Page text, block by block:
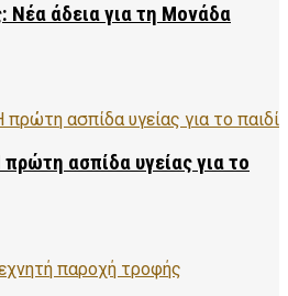
Νέα άδεια για τη Μονάδα
ασπίδα υγείας για το